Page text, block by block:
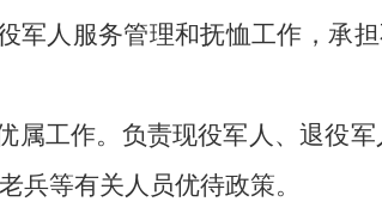
军人服务管理和抚恤工作，承
属工作。负责现役军人、退役
兵等有关人员优待政策。